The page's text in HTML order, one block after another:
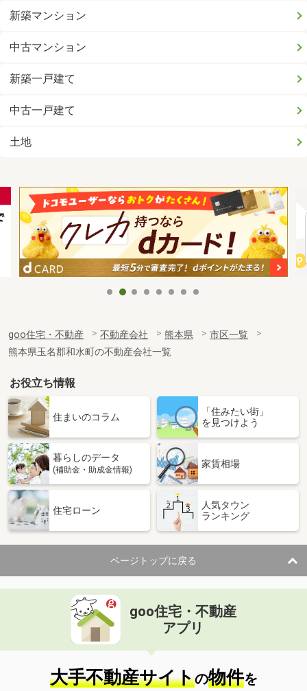
新築マンション
中古マンション
新築一戸建て
中古一戸建て
土地
goo住宅・不動産 不動産会社 熊本県
市区一覧
熊本県玉名郡和水町の不動産会社一覧
お役立ち情報
住まいのコラム
「住みたい街」
を見つけよう
暮らしのデータ
(補助金・助成金情報)
家賃相場
住宅ローン
人気タウン
ランキング
ページトップに戻る
goo住宅・不動産
アプリ
大手不動産サイトの物件を